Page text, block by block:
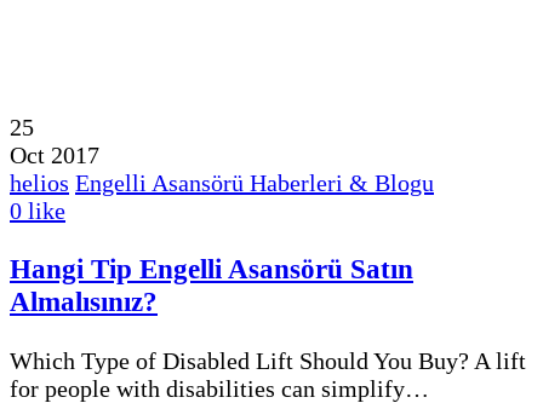
25
Oct 2017
helios Engelli Asansörü Haberleri & Blogu
0 like
Hangi Tip Engelli Asansörü Satın
Almalısınız?
Which Type of Disabled Lift Should You Buy? A lift
for people with disabilities can simplify…